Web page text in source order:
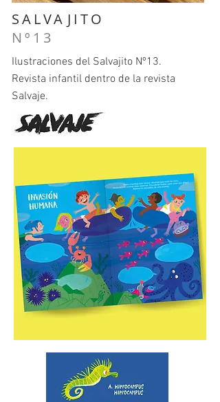
SALVAJITO
Nº13
Ilustraciones del Salvajito Nº13.
Revista infantil dentro de la revista
Salvaje.